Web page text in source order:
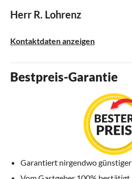
Herr R. Lohrenz
Kontaktdaten anzeigen
Bestpreis-Garantie
Garantiert nirgendwo günstiger